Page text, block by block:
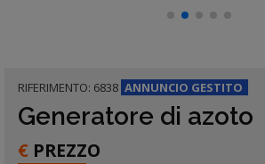
RIFERIMENTO: 6838 ANNUNCIO GESTITO
Generatore di azoto
€ PREZZO